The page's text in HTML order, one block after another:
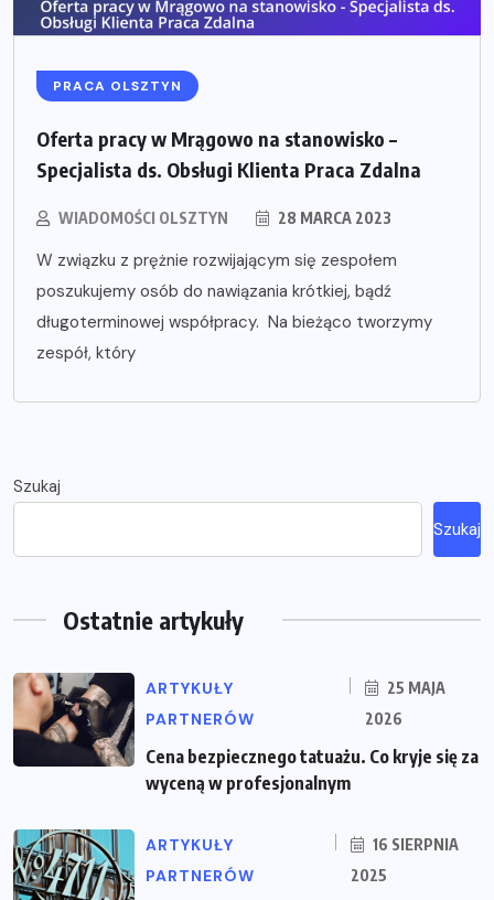
PRACA OLSZTYN
Oferta pracy w Mrągowo na stanowisko –
Specjalista ds. Obsługi Klienta Praca Zdalna
WIADOMOŚCI OLSZTYN 28 MARCA 2023
W związku z prężnie rozwijającym się zespołem
poszukujemy osób do nawiązania krótkiej, bądź
długoterminowej współpracy. Na bieżąco tworzymy
zespół, który
Szukaj
Szukaj
Ostatnie artykuły
ARTYKUŁY
PARTNERÓW
25 MAJA
2026
Cena bezpiecznego tatuażu. Co kryje się za
wyceną w profesjonalnym
ARTYKUŁY
PARTNERÓW
16 SIERPNIA
2025